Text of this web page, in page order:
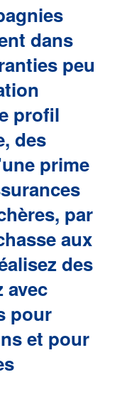
dans
peu
profil
des
prime
par
aux
des
avec
pour
et pour